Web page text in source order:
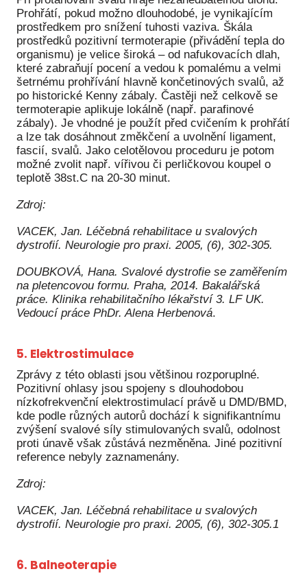
Prohřátí, pokud možno dlouhodobé, je vynikajícím
prostředkem pro snížení tuhosti vaziva. Škála
prostředků pozitivní termoterapie (přivádění tepla do
organismu) je velice široká – od nafukovacích dlah,
které zabraňují pocení a vedou k pomalému a velmi
šetrnému prohřívání hlavně končetinových svalů, až
po historické Kenny zábaly. Častěji než celkově se
termoterapie aplikuje lokálně (např. parafinové
zábaly). Je vhodné je použít před cvičením k prohřátí
a lze tak dosáhnout změkčení a uvolnění ligament,
fascií, svalů. Jako celotělovou proceduru je potom
možné zvolit např. vířivou či perličkovou koupel o
teplotě 38st.C na 20-30 minut.
Zdroj:
VACEK, Jan. Léčebná rehabilitace u svalových
dystrofií. Neurologie pro praxi. 2005, (6), 302-305.
DOUBKOVÁ, Hana. Svalové dystrofie se zaměřením
na pletencovou formu. Praha, 2014. Bakalářská
práce. Klinika rehabilitačního lékařství 3. LF UK.
Vedoucí práce PhDr. Alena Herbenová.
5. Elektrostimulace
Zprávy z této oblasti jsou většinou rozporuplné.
Pozitivní ohlasy jsou spojeny s dlouhodobou
nízkofrekvenční elektrostimulací právě u DMD/BMD,
kde podle různých autorů dochází k signifikantnímu
zvýšení svalové síly stimulovaných svalů, odolnost
proti únavě však zůstává nezměněna. Jiné pozitivní
reference nebyly zaznamenány.
Zdroj:
VACEK, Jan. Léčebná rehabilitace u svalových
dystrofií. Neurologie pro praxi. 2005, (6), 302-305.1
6. Balneoterapie